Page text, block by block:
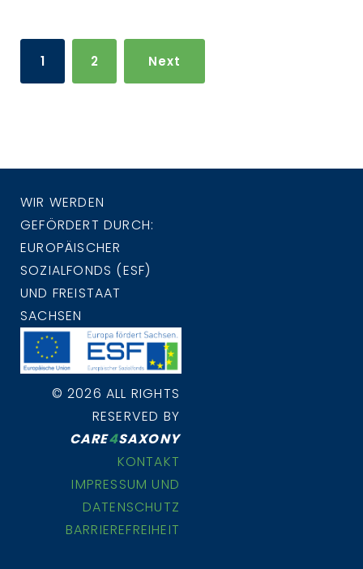
Seitennummerierung
der
Beiträge
1 2 Next
WIR WERDEN
GEFÖRDERT DURCH:
EUROPÄISCHER
SOZIALFONDS (ESF)
UND FREISTAAT
SACHSEN
© 2026 ALL RIGHTS
RESERVED BY
CARE4SAXONY
KONTAKT
IMPRESSUM UND
DATENSCHUTZ
BARRIEREFREIHEIT